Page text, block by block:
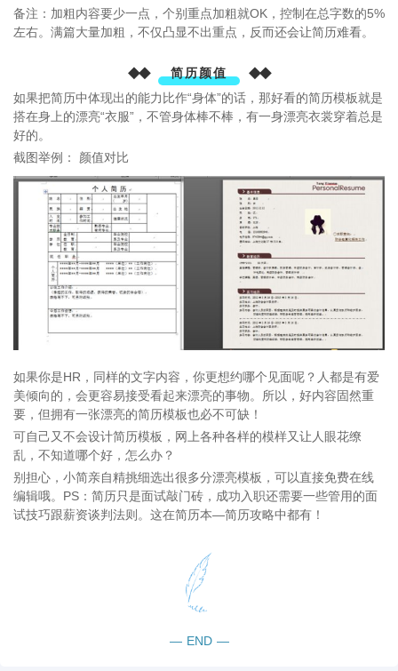
备注：加粗内容要少一点，个别重点加粗就OK，控制在总字数的5%
左右。满篇大量加粗，不仅凸显不出重点，反而还会让简历难看。
◆◆ 简历颜值 ◆◆
如果把简历中体现出的能力比作“身体”的话，那好看的简历模板就是
搭在身上的漂亮“衣服”，不管身体棒不棒，有一身漂亮衣裳穿着总是
好的。
截图举例： 颜值对比
如果你是HR，同样的文字内容，你更想约哪个见面呢？人都是有爱
美倾向的，会更容易接受看起来漂亮的事物。所以，好内容固然重
要，但拥有一张漂亮的简历模板也必不可缺！
可自己又不会设计简历模板，网上各种各样的模样又让人眼花缭
乱，不知道哪个好，怎么办？
别担心，小简亲自精挑细选出很多分漂亮模板，可以直接免费在线
编辑哦。PS：简历只是面试敲门砖，成功入职还需要一些管用的面
试技巧跟薪资谈判法则。这在简历本—简历攻略中都有！
— END —